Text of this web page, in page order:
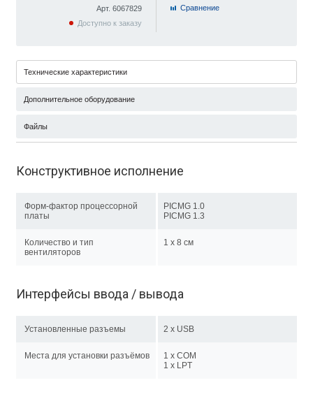
Арт. 6067829
Доступно к заказу
Cравнение
Технические характеристики
Дополнительное оборудование
Файлы
Конструктивное исполнение
Форм-фактор процессорной
платы
PICMG 1.0
PICMG 1.3
Количество и тип
вентиляторов
1 x 8 см
Интерфейсы ввода / вывода
Установленные разъемы 2 x USB
Места для установки разъёмов
1 x COM
1 x LPT